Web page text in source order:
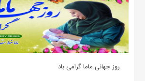
روز جهانی ماما گرامی باد